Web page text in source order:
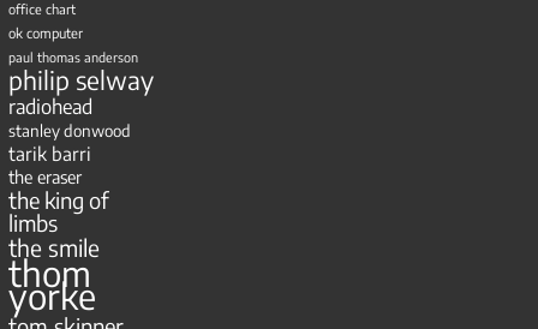
office chart
ok computer
paul thomas anderson
philip selway
radiohead
stanley donwood
tarik barri
the eraser
the king of
limbs
the smile
thom
yorke